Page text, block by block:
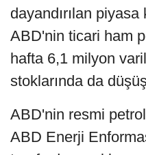
dayandırılan
ABD'nin ticari ham
hafta 6,1 milyon
stoklarında da
ABD'nin resmi
ABD Enerji